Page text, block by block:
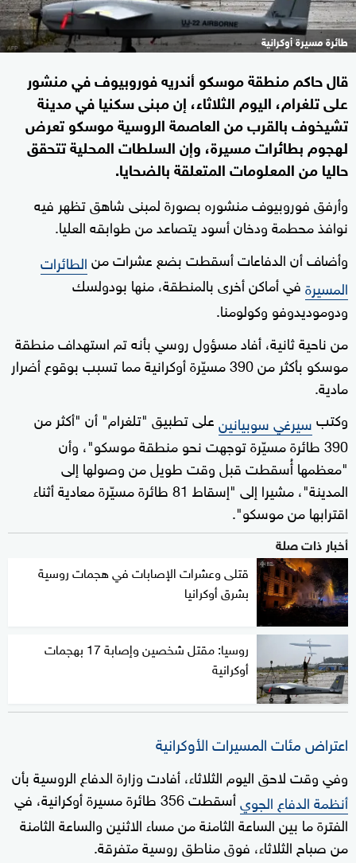
طائرة مسيرة أوكرانية
قال حاكم منطقة موسكو أندريه فوروبيوف في منشور
على تلغرام، اليوم الثلاثاء، إن مبنى سكنيا في مدينة
تشيخوف بالقرب من العاصمة الروسية موسكو تعرض
لهجوم بطائرات مسيرة، وإن السلطات المحلية تتحقق
حاليا من المعلومات المتعلقة بالضحايا.
وأرفق فوروبيوف منشوره بصورة لمبنى شاهق تظهر فيه
نوافذ محطمة ودخان أسود يتصاعد من طوابقه العليا.
وأضاف أن الدفاعات أسقطت بضع عشرات منالطائرات
المسيرةفي أماكن أخرى بالمنطقة، منها بودولسك
ودوموديدوفو وكولومنا.
من ناحية ثانية، أفاد مسؤول روسي بأنه تم استهداف منطقة
موسكو بأكثر من 390 مسيّرة أوكرانية مما تسبب بوقوع أضرار
مادية.
وكتبسيرغي سوبيانينعلى تطبيق "تلغرام" أن "أكثر من
390 طائرة مسيّرة توجهت نحو منطقة موسكو"، وأن
"معظمها أُسقطت قبل وقت طويل من وصولها إلى
المدينة"، مشيرا إلى "إسقاط 81 طائرة مسيّرة معادية أثناء
اقترابها من موسكو".
أخبار ذات صلة
قتلى وعشرات الإصابات في هجمات روسية
بشرق أوكرانيا
روسيا: مقتل شخصين وإصابة 17 بهجمات
أوكرانية
اعتراض مئات المسيرات الأوكرانية
وفي وقت لاحق اليوم الثلاثاء، أفادت وزارة الدفاع الروسية بأن
أنظمة الدفاع الجوي
أسقطت 356 طائرة مسيرة أوكرانية، في
الفترة ما بين الساعة الثامنة من مساء الاثنين والساعة الثامنة
من صباح الثلاثاء، فوق مناطق روسية متفرقة.